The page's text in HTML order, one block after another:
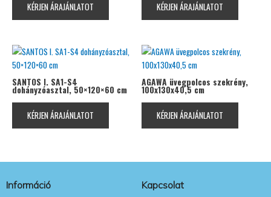
KÉRJEN ÁRAJÁNLATOT KÉRJEN ÁRAJÁNLATOT
SANTOS I. SA1-S4
dohányzóasztal, 50×120×60 cm
KÉRJEN ÁRAJÁNLATOT
AGAWA üvegpolcos szekrény,
100x130x40,5 cm
KÉRJEN ÁRAJÁNLATOT
Információ Kapcsolat